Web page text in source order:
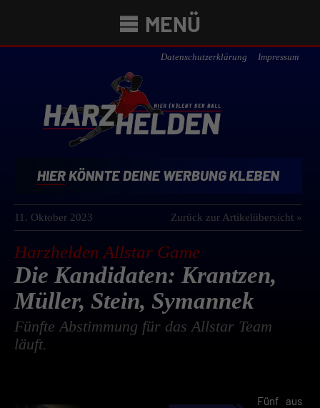
MENÜ
Datenschutzerklärung Impressum
11. Oktober 2023 Zurück zur Artikelübersicht »
Harzhelden Allstar Game
Die Kandidaten: Krantzen,
Müller, Stein, Symannek
Fünfte Abstimmung für das Allstar Team
läuft.
Fünf aus